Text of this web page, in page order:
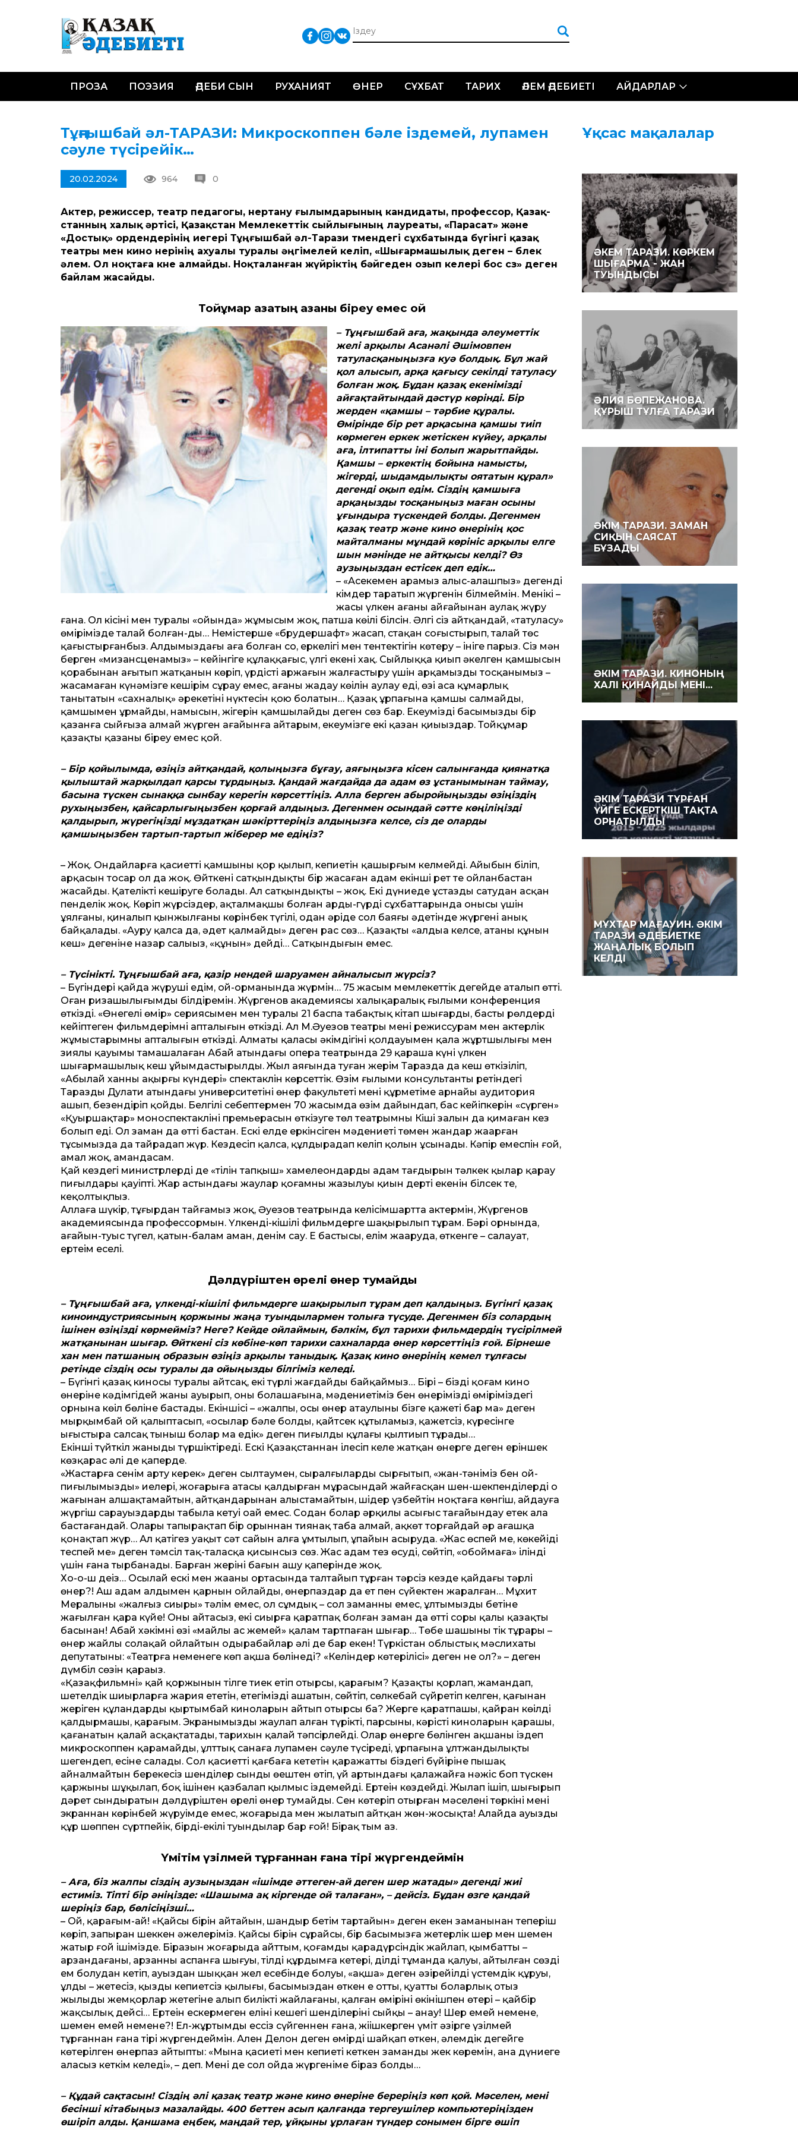
ПРОЗА ПОЭЗИЯ ӘДЕБИ СЫН РУХАНИЯТ ӨНЕР СҰХБАТ ТАРИХ ӘЛЕМ ӘДЕБИЕТІ АЙДАРЛАР
Тұңғышбай әл-ТАРАЗИ: Микроскоппен бәле іздемей, лупамен
сәуле түсірейік…
20.02.2024 964 0
Актер, режиссер, театр педагогы, өнертану ғылымдарының кандидаты, профессор, Қазақ­
станның халық әртісі, Қазақ­стан Мемлекет­тік сыйлығының лауреаты, «Парасат» және
«Достық» ордендерінің иегері Тұңғышбай әл-Тарази төмендегі сұхбатында бүгінгі қазақ
театры мен кино өнерінің ахуалы туралы әңгімелей келіп, «Шығарма­шылық деген – бөлек
әлем. Ол ноқтаға көне алмайды. Ноқталанған жүйріктің бәйгеден озып келері бос сөз» деген
байлам жасайды.
Тойқұмар қазақтың қазаны біреу емес қой
– Тұңғышбай аға, жақында әлеумет­тік
желі арқылы Асанәлі Әшімовпен
татуласқаныңызға куә болдық. Бұл жай
қол алысып, арқа қағысу секілді татуласу
болған жоқ. Бұдан қазақ екенімізді
айғақтайтындай дәстүр көрінді. Бір
жерден «қамшы – тәрбие құралы.
Өмірінде бір рет арқасына қамшы тиіп
көрмеген еркек жетіскен күйеу, арқалы
аға, ілтипат­ты іні болып жарытпайды.
Қамшы – еркектің бо­йына намысты,
жігерді, шыдамдылықты оятатын құрал»
дегенді оқып едім. Сіздің қамшыға
арқаңызды тосқаныңыз маған осыны
ұғындыра түскендей болды. Дегенмен
қазақ театр және кино өнерінің қос
майталманы мұндай көрініс арқылы елге
шын мәнінде не айт­қысы келді? Өз
аузыңыздан естісек деп едік…
– «Асекеңмен арамыз алыс-алашпыз» дегенді
кімдер таратып жүргенін білмеймін. Менікі –
жасы үлкен ағаның айғайынан аулақ жүру
ғана. Ол кісінің мен туралы «ойында» жұмысым жоқ, патша көңілі білсін. Әлгі сіз айт­қандай, «татуласу»
өмірімізде талай болған-ды… Немістерше «брудершафт» жасап, стақан соғыстырып, талай төс
қағыстырғанбыз. Алдымыздағы аға болған соң, еркелігі мен тентектігін көтеру – ініге парыз. Сіз мән
берген «мизансценамыз» – кейінгіге құлаққағыс, үлгі екені хақ. Сыйлыққа қиып әкелген қамшысын
қорабынан ағытып жатқанын көріп, үрдістің аржағын жалғастыру үшін арқамызды тосқанымыз –
жасамаған күнәмізге кешірім сұрау емес, ағаның жадау көңілін аулау еді, өзі аса құмарлық
танытатын «сахналық» әрекетінің нүктесін қою болатын… Қазақ ұрпағына қамшы салмайды,
қамшымен ұрмайды, намысын, жігерін қамшылайды деген сөз бар. Екеуміздің басымызды бір
қазанға сыйғыза алмай жүрген ағайынға айтарым, екеумізге екі қазан қиыңыздар. Тойқұмар
қазақтың қазаны біреу емес қой.
– Бір қойылымда, өзіңіз айт­қандай, қолыңызға бұғау, аяғыңызға кісен салынғанда қиянатқа
қылыштай жарқылдап қарсы тұрдыңыз. Қандай жағдайда да адам өз ұстанымынан таймау,
басына түскен сынаққа сынбау керегін көрсет­тіңіз. Алла берген абыройы­ңызды өзіңіздің
рухыңызбен, қайсарлығыңызбен қорғай алдыңыз. Дегенмен осындай сәт­те көңіліңізді
қалдырып, жүрегіңізді мұздатқан шәкірт­теріңіз алдыңызға келсе, сіз де оларды
қамшыңызбен тартып-тартып жіберер ме едіңіз?
– Жоқ. Ондайларға қасиет­ті қамшыны қор қылып, кепиетін қашырғым келмейді. Айыбын біліп,
арқасын тосар ол да жоқ. Өйткені сатқындықты бір жасаған адам екінші рет те ойланбастан
жасайды. Қателікті кешіруге болады. Ал сатқындықты – жоқ. Екі дүниеде ұстазды сатудан асқан
пенделік жоқ. Көріп жүрсіздер, ақталмақшы болған ардың-гүрдің сұхбат­тарында онысы үшін
ұялғаны, қиналып қынжылғаны көрінбек түгілі, одан әріде сол баяғы әдетінде жүргені анық
байқалады. «Ауру қалса да, әдет қалмайды» деген рас сөз… Қазақтың «алдыңа келсе, атаңның құнын
кеш» дегеніне назар салыңыз, «құнын» дейді… Сатқындығын емес.
– Түсінікті. Тұңғышбай аға, қазір нендей шаруамен айналысып жүрсіз?
– Бүгіндері қайда жүруші едім, ой-орманында жүрмін… 75 жасым мемлекет­тік деңгейде аталып өт­ті.
Оған ризашылығымды білдіремін. Жүргенов академиясы халықаралық ғылыми конференция
өткізді. «Өнегелі өмір» сериясымен мен туралы 21 баспа табақтық кітап шығарды, басты рөлдерді
кейіптеген фильмдерімнің апталығын өткізді. Ал М.Әуезов театры менің режиссурам мен актерлік
жұмыстарымның апталығын өткізді. Алматы қаласы әкімдігінің қолдауымен қала жұртшылығы мен
зиялы қауымы тамашалаған Абай атындағы опера театрында 29 қараша күні үлкен
шығармашылық кеш ұйымдастырылды. Жыл аяғында туған жерім Таразда да кеш өткізіліп,
«Абылай ханның ақырғы күндері» спектаклін көрсет­тік. Өзім ғылыми консультанты ретіндегі
Тараздың Дулати атындағы университетінің өнер факультеті менің құрметіме арнайы аудитория
ашып, безендіріп қойды. Белгілі себептермен 70 жасымда өзім дайындап, бас кейіпкерін «сүрген»
«Қуыршақтар» моноспектаклінің премьерасын өткізуге төл театрымның Кіші залын да қимаған кез
болып еді. Ол заман да өт­ті бастан. Ескі елде еркінсіген мәдениеті төмен жандар жаңарған
тұсымызда да тайраңдап жүр. Кез­десіп қалса, құлдыраңдап келіп қолын ұсынады. Кәпір емеспін ғой,
амал жоқ, амандасам.
Қай кез­дегі министрлердің де «тілін тапқыш» хамелеондардың адам тағдырын тәлкек қылар қарау
пиғылдары қауіпті. Жар астындағы жаулар қоғамның жазылуы қиын дерті екенін білсек те,
кеңқолтықпыз.
Аллаға шүкір, тұғырдан тайғамыз жоқ, Әуезов театрында келісімшарт­та актермін, Жүргенов
академиясында профессормын. Үлкенді-кішілі фильмдерге шақырылып тұрам. Бәрі орнында,
ағайын-туыс түгел, қатын-балам аман, денім сау. Ең бастысы, елім жаңаруда, өткенге – салауат,
ертеңім еңселі.
Дәлдүріштен өрелі өнер тумайды
– Тұңғышбай аға, үлкенді-кішілі фильмдерге шақырылып тұрам деп қалдыңыз. Бүгінгі қазақ
киноиндустриясының қоржыны жаңа туындылармен толыға түсуде. Дегенмен біз солардың
ішінен өзіңізді көрмейміз? Неге? Кейде ойлаймын, бәлкім, бұл тарихи фильмдердің түсірілмей
жатқанынан шығар. Өйткені сіз көбіне-көп тарихи сахналарда өнер көрсет­тіңіз ғой. Бірнеше
хан мен патшаның образын өзіңіз арқылы таныдық. Қазақ кино өнерінің кемел тұлғасы
ретінде сіздің осы туралы да ойыңызды білгіміз келеді.
– Бүгінгі қазақ киносы туралы айтсақ, екі түрлі жағдайды байқаймыз… Бірі – біздің қоғам кино
өнеріне кәдімгідей жаны ауырып, оның болашағына, мәдениетіміз бен өнеріміздің өміріміздегі
орнына көңіл бөліне бастады. Екіншісі – «жалпы, осы өнер атаулының бізге қажеті бар ма» деген
мырқымбай ой қалыптасып, «осылар бәле болды, қайтсек құтыламыз, қажетсіз, күресінге
ығыстыра салсақ тыныш болар ма едік» деген пиғылдың құлағы қылтиып тұрады…
Екінші түйткіл жаныңды түршік­тіреді. Ескі Қазақ­станнан ілесіп келе жатқан өнерге деген еріншек
көзқарас әлі де қаперде.
«Жастарға сенім арту керек» деген сылтаумен, сыралғыларды сырғытып, «жан-тәніміз бен ой-
пиғылымыздың» иелері, жоғарыға атасы қалдырған мұрасындай жайғасқан шен-шекпенділердің оң
жағынан алшақтамайтын, айт­қандарынан алыстамайтын, шідер үзбейтін ноқтаға көнгіш, айдауға
жүргіш сарауыздардың табыла кетуі оңай емес. Содан болар әрқилы асығыс тағайындау етек ала
бастағандай. Олары тапырақтап бір орыннан тиянақ таба алмай, ақкөт торғайдай әр ағашқа
қонақтап жүр… Ал қатігез уақыт сәт сайын алға ұмтылып, ұпайын асыруда. «Жас өспей ме, көкейіңді
теспей ме» деген тәмсіл тақ-таласқа қисынсыз сөз. Жас адам тез өсуді, сөйтіп, «обо­ймаға» ілінді
үшін ғана тырбанады. Барған жерінің бағын ашу қаперінде жоқ.
Хо-о-ш деңіз… Осылай ескі мен жаңаның ортасында талтайып тұрған тәрсіз кез­де қайдағы тәрлі
өнер?! Аш адам алдымен қарнын ойлайды, өнерпаздар да ет пен сүйектен жаралған… Мұхит
Мералының «жалғыз сиыры» тәлім емес, ол сұмдық – сол заманның емес, ұлтымыздың бетіне
жағылған қара күйе! Оны айтасыз, екі сиырға қаратпақ болған заман да өт­ті соры қалың қазақтың
басынан! Абай хәкімнің өзі «майлы ас жемей» қалам тартпаған шығар… Төбе шашыңның тік тұрары –
өнер жайлы солақай ойлайтын одыраңбайлар әлі де бар екен! Түркістан облыстық мәслихаты
депутатының: «Театрға неменеге көп ақша бөлінеді? «Келіндер көтерілісі» деген не ол?» – деген
дүмбіл сөзін қараңыз.
«Қазақфильмнің» қай қоржынын тілге тиек етіп отырсың, қарағым? Қазақты қорлап, жамандап,
шетелдік шиырларға жария ететін, етегімізді ашатын, сөйтіп, сөлкебай сүйретіп келген, қағынан
жеріген құландардың қыртымбай киноларын айтып отырсың ба? Жерге қаратпашы, қайран көңілді
қалдырмашы, қарағым. Экранымызды жаулап алған түріктің, парсының, кәрістің киноларын қарашы,
қағанатын қалай асқақтатады, тарихын қалай тәпсірлейді. Олар өнерге бөлінген ақшаны іздеп
микроскоппен қарамайды, ұлт­тық санаға лупамен сәуле түсіреді, ұрпағына ұлтжандылықты
шегендеп, есіне салады. Сол қасиет­ті қағбаға кететін қаражат­ты біздегі бүйіріне пышақ
айналмайтын берекесіз шенділер сынды өңештен өтіп, үй артындағы қалажайға нәжіс боп түскен
қаржыны шұқылап, боқ ішінен қазбалап қылмыс іздемейді. Ертеңін көздейді. Жылап ішіп, шыңғырып
дәрет сындыратын дәлдүріштен өрелі өнер тумайды. Сен көтеріп отырған мәселенің төркіні менің
экраннан көрінбей жүруімде емес, жоғарыда мен жылатып айт­қан жөн-жосықта! Алайда ауызды
құр шөппен сүртпейік, бірді-екілі туындылар бар ғой! Бірақ тым аз.
Үмітім үзілмей тұрғаннан ғана тірі жүргендеймін
– Аға, біз жалпы сіздің аузыңыздан «ішімде әт­теген-ай деген шер жатады» дегенді жиі
естиміз. Тіпті бір әніңізде: «Шашыма ақ кіргенде ой талаған», – дейсіз. Бұдан өзге қандай
шеріңіз бар, бөлісіңізші…
– Ой, қарағым-ай! «Қайсы бірін айтайын, шандыр бетім тартайын» деген екен заманынан теперіш
көріп, запыран шеккен әжелеріміз. Қайсы бірін сұрайсың, бір басымызға жетерлік шер мен шемен
жатыр ғой ішімізде. Біразын жоғарыда айт­тым, қоғамды қарадүрсіндік жайлап, қымбат­тың –
арзандағаны, арзанның аспанға шығуы, тілдің құрдымға кетері, ділдің тұманда қалуы, айтылған сөздің
ем болудан кетіп, ауыздан шыққан жел есебінде болуы, «ақша» деген әзірейілдің үстемдік құруы,
ұлдың – жетесіз, қыздың кепиетсіз қылығы, басымыздан өткен ең от­ты, қуат­ты боларлық отыз
жылыңды жемқорлар жетегіне алып билікті жайлағаны, қалған өміріңнің өкінішпен өтері – қайбір
жақсылық дейсің… Ертеңін ескермеген еліңнің кешегі шенділерінің сыйқы – анау! Шер емей немене,
шемен емей немене?! Ел-жұртымды ессіз сүйгеннен ғана, жіңішкерген үміт әзірге үзілмей
тұрғаннан ғана тірі жүргендеймін. Ален Делон деген өмірді шайқап өткен, әлемдік деңгейге
көтерілген өнерпаз айтыпты: «Мына қасиеті мен кепиеті кеткен заманды жек көремін, ана дүниеге
алаңсыз кеткім келеді», – деп. Менің де сол ойда жүргеніме біраз болды…
– Құдай сақтасын! Сіздің әлі қазақ театр және кино өнеріне береріңіз көп қой. Мәселен, мені
бесінші кітабыңыз мазалайды. 400 бет­тен асып қалғанда тергеушілер компьютеріңізден
өшіріп алды. Қаншама еңбек, маңдай тер, ұйқыны ұрлаған түндер сонымен бірге өшіп
Ұқсас мақалалар
ӘКЕМ ТАРАЗИ. КӨРКЕМ
ШЫҒАРМА - ЖАН
ТУЫНДЫСЫ
ӘЛИЯ БӨПЕЖАНОВА.
ҚҰРЫШ ТҰЛҒА ТАРАЗИ
ӘКІМ ТАРАЗИ. ЗАМАН
СИҚЫН САЯСАТ
БҰЗАДЫ
ӘКІМ ТАРАЗИ. КИНОНЫҢ
ХАЛІ ҚИНАЙДЫ МЕНІ...
ӘКІМ ТАРАЗИ ТҰРҒАН
ҮЙГЕ ЕСКЕРТКІШ ТАҚТА
ОРНАТЫЛДЫ
МҰХТАР МАҒАУИН. ӘКІМ
ТАРАЗИ ӘДЕБИЕТКЕ
ЖАҢАЛЫҚ БОЛЫП
КЕЛДІ